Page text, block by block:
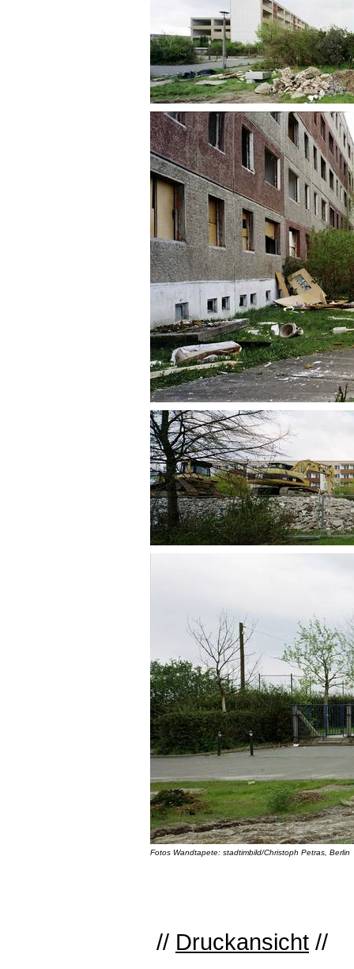
Fotos Wandtapete: stadtimbild/Christoph Petras, Berlin
// Druckansicht //